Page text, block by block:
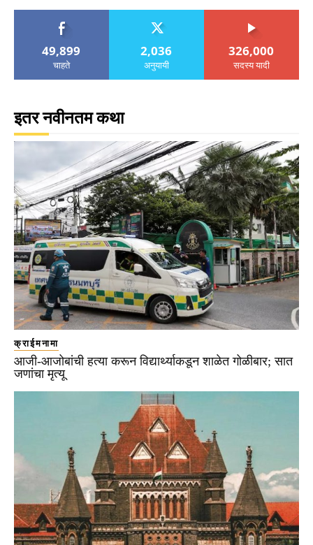
49,899
चाहते
2,036
अनुयायी
326,000
सदस्य यादी
इतर नवीनतम कथा
क्राईमनामा
आजी-आजोबांची हत्या करून विद्यार्थ्याकडून शाळेत गोळीबार; सात
जणांचा मृत्यू